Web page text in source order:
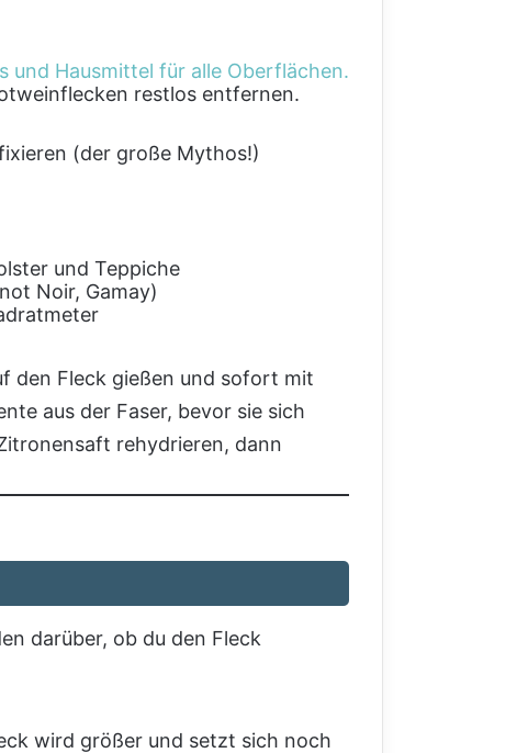
restlos entfernen.
(der große Mythos!)
und Teppiche
Noir, Gamay)
den Fleck gießen und sofort mit
aus der Faser, bevor sie sich
rehydrieren, dann
darüber, ob du den Fleck
wird größer und setzt sich noch